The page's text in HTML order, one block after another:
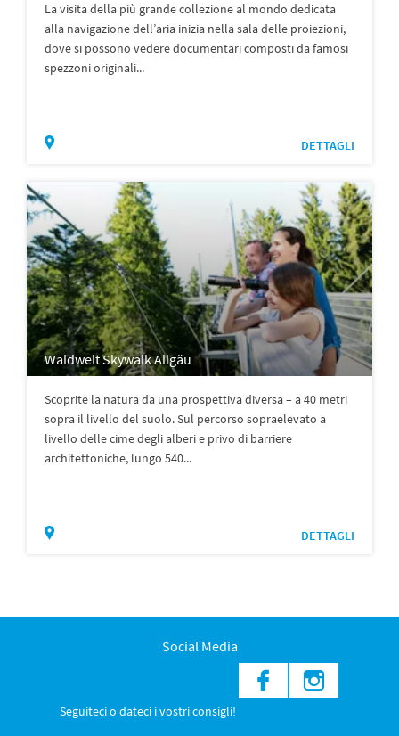
La visita della più grande collezione al mondo dedicata
alla navigazione dell’aria inizia nella sala delle proiezioni,
dove si possono vedere documentari composti da famosi
spezzoni originali...
DETTAGLI
Waldwelt Skywalk Allgäu
Scoprite la natura da una prospettiva diversa – a 40 metri
sopra il livello del suolo. Sul percorso sopraelevato a
livello delle cime degli alberi e privo di barriere
architettoniche, lungo 540...
DETTAGLI
Social Media
Seguiteci o dateci i vostri consigli!